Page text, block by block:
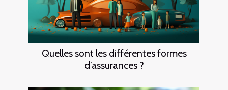
Quelles sont les différentes formes
d’assurances ?